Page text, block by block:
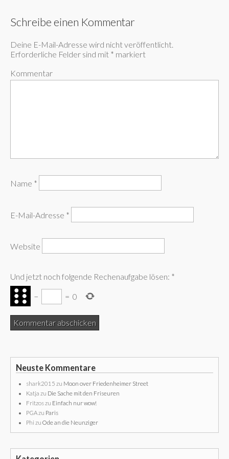
Schreibe einen Kommentar
Deine E-Mail-Adresse wird nicht veröffentlicht.
Erforderliche Felder sind mit * markiert
Kommentar
Name *
E-Mail-Adresse *
Website
Und jetzt noch folgende Rechenaufgabe lösen: *
− = 0
Neuste Kommentare
shark2015 zu Moon over Friedenheimer Street
Katja zu Die Sache mit den Friseuren
Fritzoszu Einfach nur wow!
PGAzu Paris
Phi zu Ode an die Neunziger